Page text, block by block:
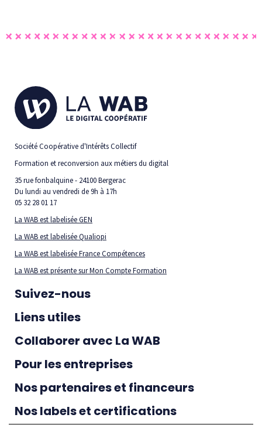
Société Coopérative d'Intérêts Collectif
Formation et reconversion aux métiers du digital
35 rue fonbalquine - 24100 Bergerac
Du lundi au vendredi de 9h à 17h
05 32 28 01 17
La WAB est labelisée GEN
La WAB est labelisée Qualiopi
La WAB est labelisée France Compétences
La WAB est présente sur Mon Compte Formation
Suivez-nous
Liens utiles
Collaborer avec La WAB
Pour les entreprises
Nos partenaires et financeurs
Nos labels et certifications